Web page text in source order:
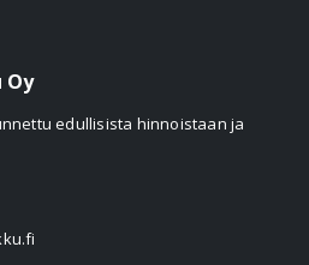
Oy
edullisista hinnoistaan ja